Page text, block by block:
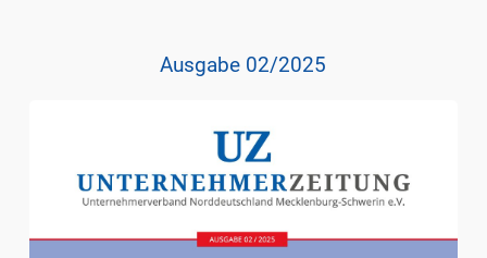
Ausgabe 02/2025